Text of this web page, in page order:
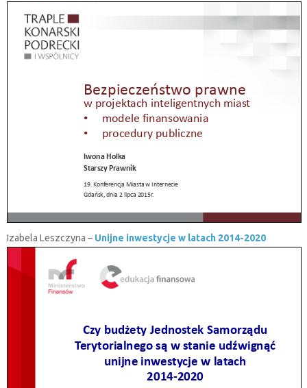
Izabela Leszczyna – Unijne inwestycje w latach 2014-2020